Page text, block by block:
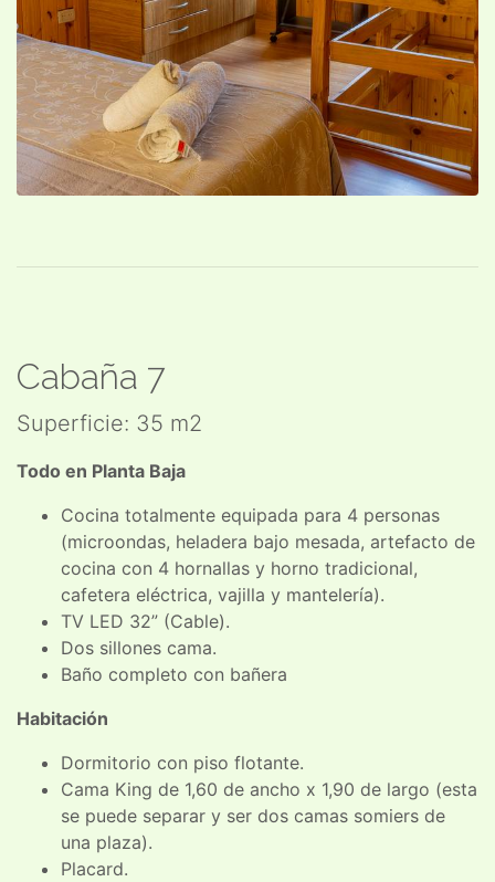
Cabaña 7
Superficie: 35 m2
Todo en Planta Baja
Cocina totalmente equipada para 4 personas
(microondas, heladera bajo mesada, artefacto de
cocina con 4 hornallas y horno tradicional,
cafetera eléctrica, vajilla y mantelería).
TV LED 32” (Cable).
Dos sillones cama.
Baño completo con bañera
Habitación
Dormitorio con piso flotante.
Cama King de 1,60 de ancho x 1,90 de largo (esta
se puede separar y ser dos camas somiers de
una plaza).
Placard.